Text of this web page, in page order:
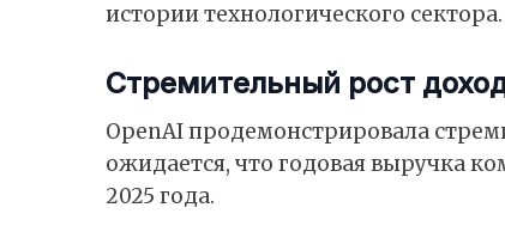
истории технологического сектора.
Стремительный рост
OpenAI продемонстрировала
ожидается, что годовая выручка
2025 года.